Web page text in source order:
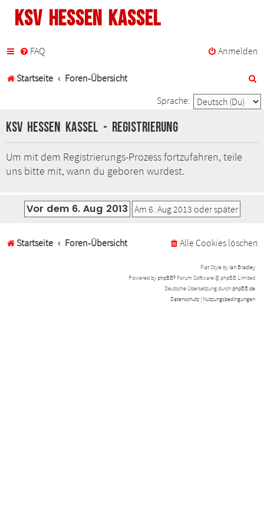
KSV Hessen Kassel
FAQ Anmelden
Startseite Foren-Übersicht
u
h
Sprache:
KSV Hessen Kassel - Registrierung
Um mit dem Registrierungs-Prozess fortzufahren, teile
uns bitte mit, wann du geboren wurdest.
Startseite Foren-Übersicht Alle Cookies löschen
Flat Style by Ian Bradley
Powered by phpBB® Forum Software © phpBB Limited
Deutsche Übersetzung durch phpBB.de
Datenschutz | Nutzungsbedingungen